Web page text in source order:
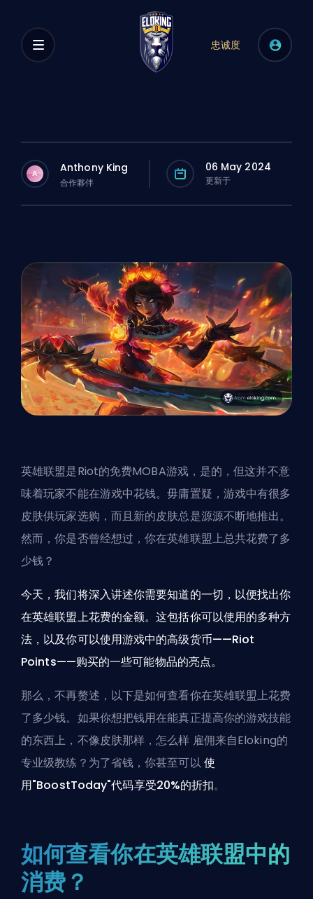
忠诚度
A Anthony King
合作夥伴
06 May 2024
更新于
英雄联盟是Riot的免费MOBA游戏，是的，但这并不意
味着玩家不能在游戏中花钱。毋庸置疑，游戏中有很多
皮肤供玩家选购，而且新的皮肤总是源源不断地推出。
然而，你是否曾经想过，你在英雄联盟上总共花费了多
少钱？
今天，我们将深入讲述你需要知道的一切，以便找出你
在英雄联盟上花费的金额。这包括你可以使用的多种方
法，以及你可以使用游戏中的高级货币——Riot
Points——购买的一些可能物品的亮点。
那么，不再赘述，以下是如何查看你在英雄联盟上花费
了多少钱。如果你想把钱用在能真正提高你的游戏技能
的东西上，不像皮肤那样，怎么样 雇佣来自Eloking的
专业级教练 ？为了省钱，你甚至可以使
用"BoostToday"代码享受20%的折扣。
如何查看你在英雄联盟中的
消费？